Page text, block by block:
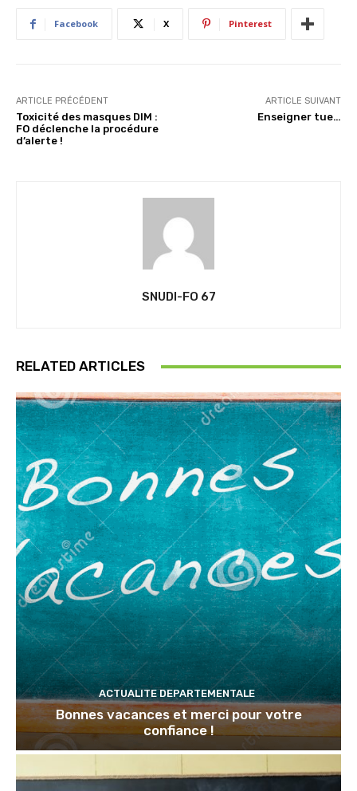
Facebook X Pinterest
ARTICLE PRÉCÉDENT
Toxicité des masques DIM :
FO déclenche la procédure
d’alerte !
ARTICLE SUIVANT
Enseigner tue…
SNUDI-FO 67
RELATED ARTICLES
ACTUALITE DEPARTEMENTALE
Bonnes vacances et merci pour votre
confiance !